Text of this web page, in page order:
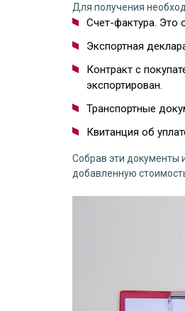
Для получения
Счет-фактура. Это
Экспортная
Контракт с
экспортирован.
Транспортные
Квитанция об
Собрав эти документы
добавленную